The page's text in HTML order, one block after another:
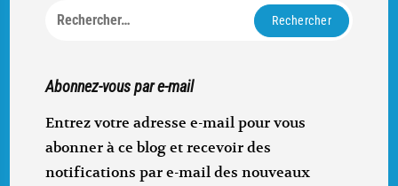
Rechercher :
Abonnez-vous par e-mail
Entrez votre adresse e-mail pour vous
abonner à ce blog et recevoir des
notifications par e-mail des nouveaux